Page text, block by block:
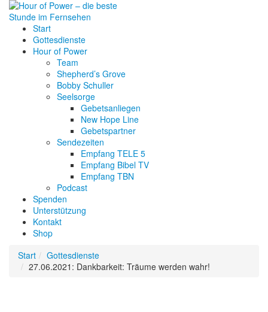
Start
Gottesdienste
Hour of Power
Team
Shepherd’s Grove
Bobby Schuller
Seelsorge
Gebetsanliegen
New Hope Line
Gebetspartner
Sendezeiten
Empfang TELE 5
Empfang Bibel TV
Empfang TBN
Podcast
Spenden
Unterstützung
Kontakt
Shop
Start
Gottesdienste
27.06.2021: Dankbarkeit: Träume werden wahr!